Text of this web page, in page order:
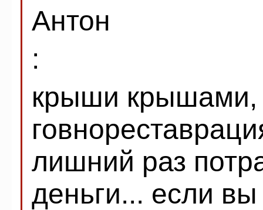
Антон
:
крыши крышами,
лишний раз
деньги... если